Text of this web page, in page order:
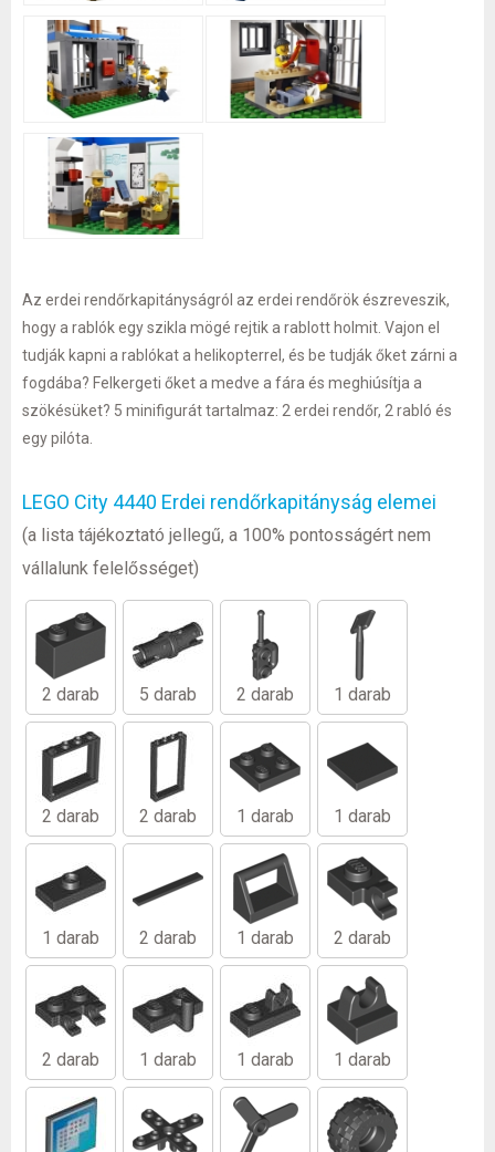
Az erdei rendőrkapitányságról az erdei rendőrök észreveszik,
hogy a rablók egy szikla mögé rejtik a rablott holmit. Vajon el
tudják kapni a rablókat a helikopterrel, és be tudják őket zárni a
fogdába? Felkergeti őket a medve a fára és meghiúsítja a
szökésüket? 5 minifigurát tartalmaz: 2 erdei rendőr, 2 rabló és
egy pilóta.
LEGO City 4440 Erdei rendőrkapitányság elemei
(a lista tájékoztató jellegű, a 100% pontosságért nem
vállalunk felelősséget)
2 darab 5 darab 2 darab 1 darab
2 darab 2 darab 1 darab 1 darab
1 darab 2 darab 1 darab 2 darab
2 darab 1 darab 1 darab 1 darab